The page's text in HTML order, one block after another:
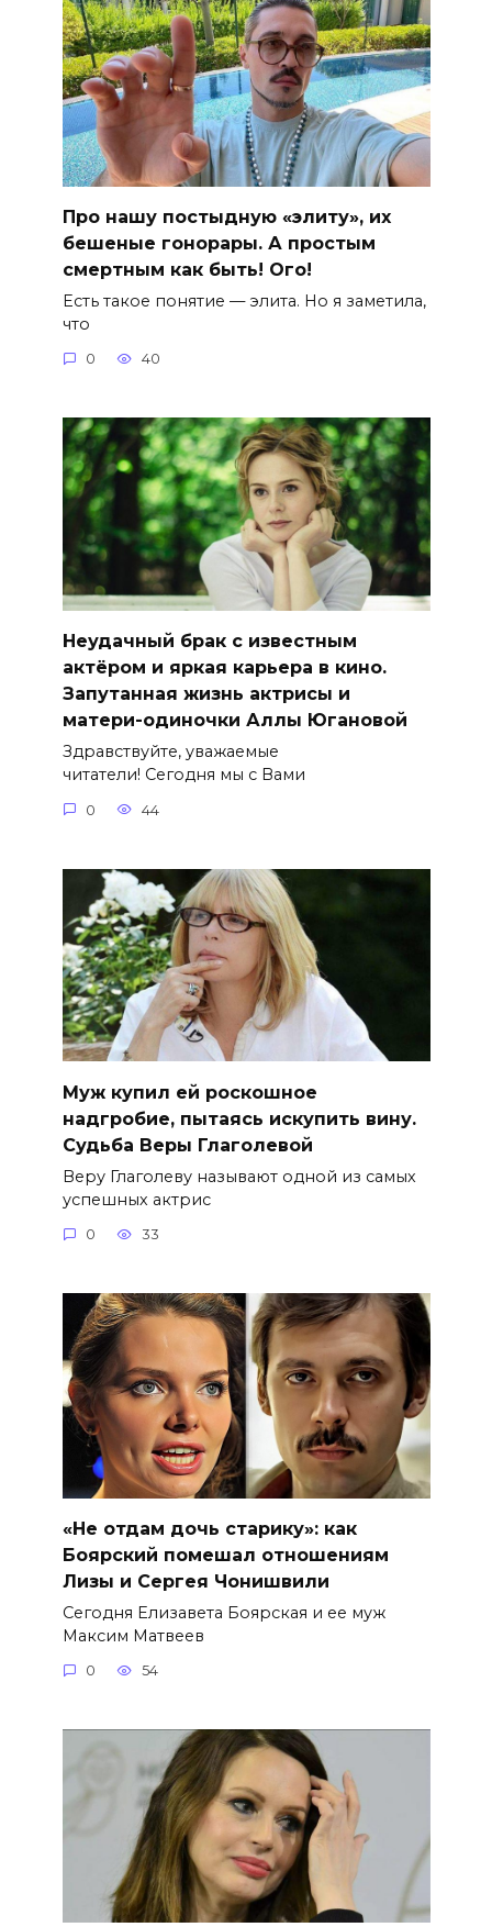
Про нашу постыдную «элиту», их
бешеные гонорары. А простым
смертным как быть! Ого!
Есть такое понятие — элита. Но я заметила,
что
0 40
Неудачный брак с известным
актёром и яркая карьера в кино.
Запутанная жизнь актрисы и
матери-одиночки Аллы Югановой
Здравствуйте, уважаемые
читатели! Сегодня мы с Вами
0 44
Муж купил ей роскошное
надгробие, пытаясь искупить вину.
Судьба Веры Глаголевой
Веру Глаголеву называют одной из самых
успешных актрис
0 33
«Не отдам дочь старику»: как
Боярский помешал отношениям
Лизы и Сергея Чонишвили
Сегодня Елизавета Боярская и ее муж
Максим Матвеев
0 54